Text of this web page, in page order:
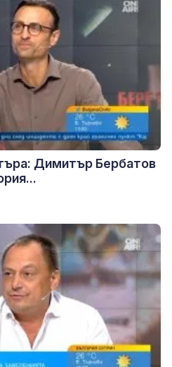
Димитър Бербатов